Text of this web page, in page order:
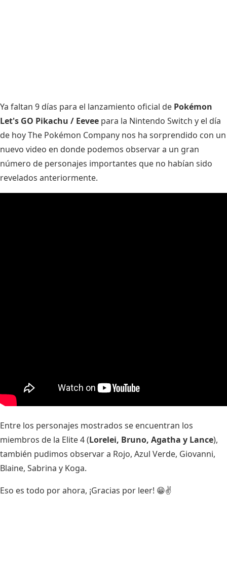
Ya faltan 9 días para el lanzamiento oficial de Pokémon
Let's GO Pikachu / Eevee para la Nintendo Switch y el día
de hoy The Pokémon Company nos ha sorprendido con un
nuevo video en donde podemos observar a un gran
número de personajes importantes que no habían sido
revelados anteriormente.
Entre los personajes mostrados se encuentran los
miembros de la Elite 4 (Lorelei, Bruno, Agatha y Lance),
también pudimos observar a Rojo, Azul Verde, Giovanni,
Blaine, Sabrina y Koga.
Eso es todo por ahora, ¡Gracias por leer! 😁✌